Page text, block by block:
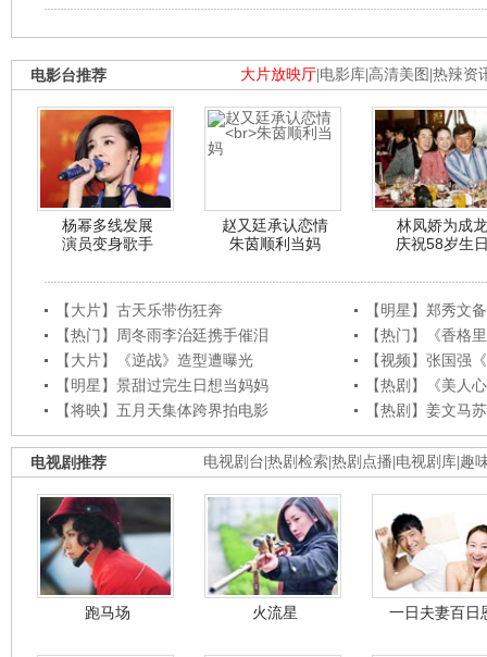
大片放映厅 电影库 高清美图 热辣资
电影台推荐
杨幂多线发展
演员变身歌手
赵又廷承认恋情
朱茵顺利当妈
林凤娇为成龙
庆祝58岁生
【大片】古天乐带伤狂奔
【明星】郑秀文
【热门】周冬雨李治廷携手催泪
【热门】《香格
【大片】《逆战》造型遭曝光
【视频】张国强
【明星】景甜过完生日想当妈妈
【热剧】《美人
【将映】五月天集体跨界拍电影
【热剧】姜文马
电视剧台 热剧检索 热剧点播 电视剧库 趣
电视剧推荐
跑马场 火流星 一日夫妻百日